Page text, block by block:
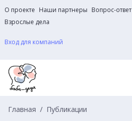
О проекте Наши партнеры Вопрос-ответ
Взрослые дела
Вход для компаний
Главная Публикации